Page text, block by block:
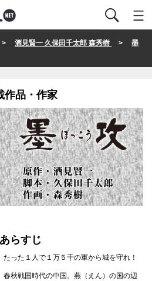
酒見賢一 久保田千太郎 森秀樹
> 墨
作品・作家
あらすじ
たった１人で１万５千の軍から城を守れ！
春秋戦国時代の中国。燕（えん）の国の辺